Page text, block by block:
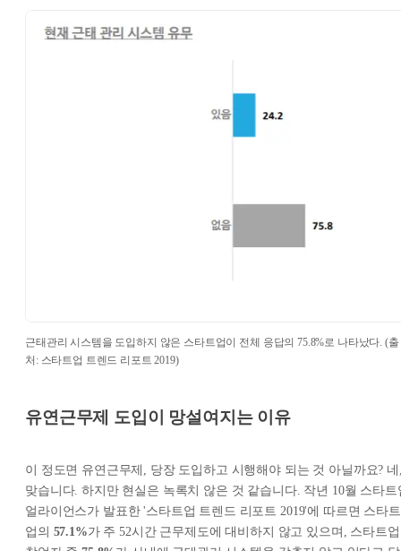
근태관리 시스템을 도입하지 않은 스타트업이 전체 응답의 75.8%로 나타났다. (출
처: 스타트업 트렌드 리포트 2019)
유연근무제 도입이 망설여지는 이유
이 정도면 유연근무제, 당장 도입하고 시행해야 되는 것 아닐까요?
맞습니다. 하지만 현실은 녹록치 않은 것 같습니다. 작년 10월 스타트
얼라이언스가 발표한 '스타트업 트렌드 리포트 2019'에 따르면 스타트
업의 57.1%가 주 52시간 근무제도에 대비하지 않고 있으며, 스타트업